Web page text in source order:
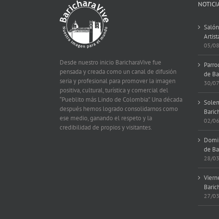
Desde nuestro inicio BaricharaVive fue
pensada y creada como un canal de difusión
seria y profesional para promover la imagen
positiva, cultural, turística y comercial del
“Pueblito más Lindo de Colombia”. Una década
después hemos logrado consolidarnos como
ese medio, ganando el respeto y la
credibilidad de propios y visitantes.
05/
de
30/
02/
de
28/
27/